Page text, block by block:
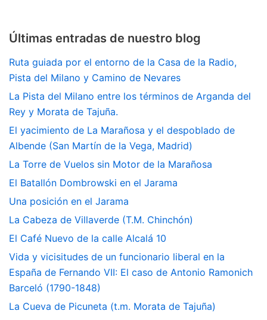
Últimas entradas de nuestro blog
Ruta guiada por el entorno de la Casa de la Radio,
Pista del Milano y Camino de Nevares
La Pista del Milano entre los términos de Arganda del
Rey y Morata de Tajuña.
El yacimiento de La Marañosa y el despoblado de
Albende (San Martín de la Vega, Madrid)
La Torre de Vuelos sin Motor de la Marañosa
El Batallón Dombrowski en el Jarama
Una posición en el Jarama
La Cabeza de Villaverde (T.M. Chinchón)
El Café Nuevo de la calle Alcalá 10
Vida y vicisitudes de un funcionario liberal en la
España de Fernando VII: El caso de Antonio Ramonich
Barceló (1790-1848)
La Cueva de Picuneta (t.m. Morata de Tajuña)